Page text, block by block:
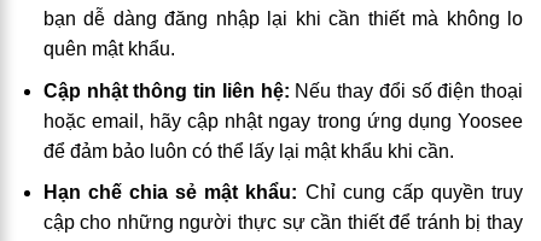
bạn dễ dàng đăng nhập lại khi cần thiết mà không lo
quên mật khẩu.
Cập nhật thông tin liên hệ: Nếu thay đổi số điện thoại
hoặc email, hãy cập nhật ngay trong ứng dụng Yoosee
để đảm bảo luôn có thể lấy lại mật khẩu khi cần.
Hạn chế chia sẻ mật khẩu: Chỉ cung cấp quyền truy
cập cho những người thực sự cần thiết để tránh bị thay